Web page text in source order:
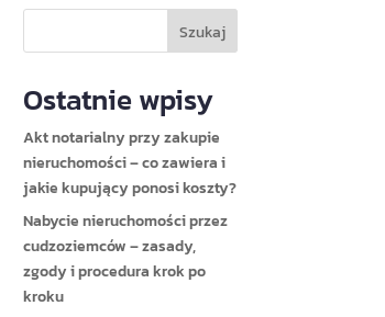
Szukaj
Ostatnie wpisy
Akt notarialny przy zakupie
nieruchomości – co zawiera i
jakie kupujący ponosi koszty?
Nabycie nieruchomości przez
cudzoziemców – zasady,
zgody i procedura krok po
kroku